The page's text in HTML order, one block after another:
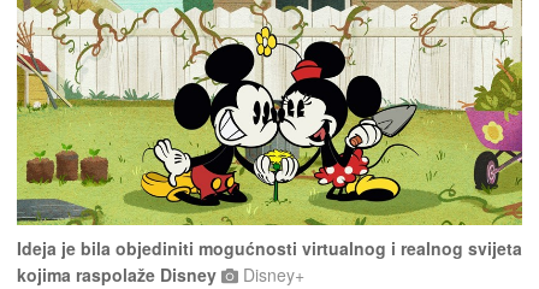
Ideja je bila objediniti mogućnosti virtualnog i realnog svijeta
kojima raspolaže Disney
Disney+